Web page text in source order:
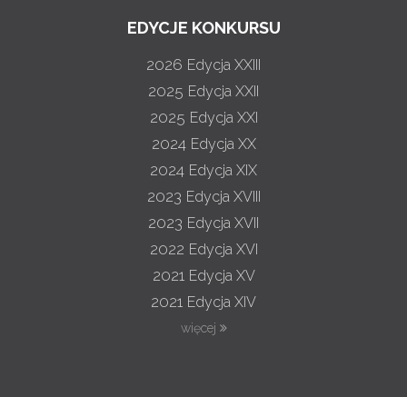
EDYCJE KONKURSU
2026 Edycja XXIII
2025 Edycja XXII
2025 Edycja XXI
2024 Edycja XX
2024 Edycja XIX
2023 Edycja XVIII
2023 Edycja XVII
2022 Edycja XVI
2021 Edycja XV
2021 Edycja XIV
więcej